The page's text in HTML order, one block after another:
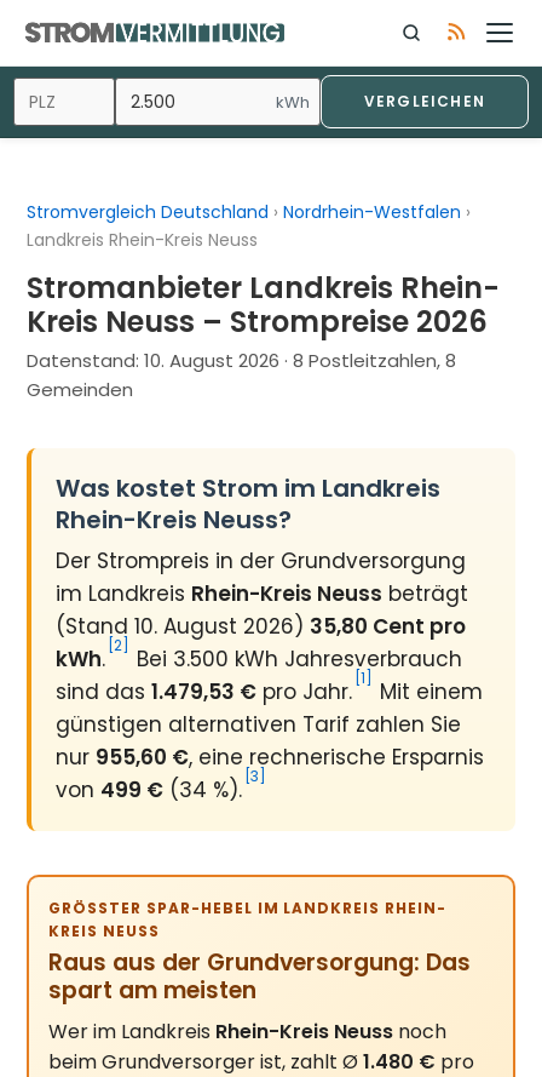
Inhalt
springen
kWh VERGLEICHEN
Stromvergleich Deutschland ›Nordrhein-Westfalen ›
Landkreis Rhein-Kreis Neuss
Stromanbieter Landkreis Rhein-
Kreis Neuss – Strompreise 2026
Datenstand:10. August 2026 · 8 Postleitzahlen, 8
Gemeinden
Was kostet Strom im Landkreis
Rhein-Kreis Neuss?
Der Strompreis in der Grundversorgung
im Landkreis Rhein-Kreis Neuss beträgt
(Stand 10. August 2026) 35,80 Cent pro
kWh. [2]
Bei 3.500 kWh Jahresverbrauch
sind das1.479,53 € pro Jahr. [1]
Mit einem
günstigen alternativen Tarif zahlen Sie
nur 955,60 €, eine rechnerische Ersparnis
von 499 € (34 %). [3]
GRÖSSTER SPAR-HEBEL IM LANDKREIS RHEIN-K
REIS NEUSS
Raus aus der Grundversorgung: Das
spart am meisten
Wer im Landkreis Rhein-Kreis Neuss noch
beim Grundversorger ist, zahlt Ø1.480 € pro